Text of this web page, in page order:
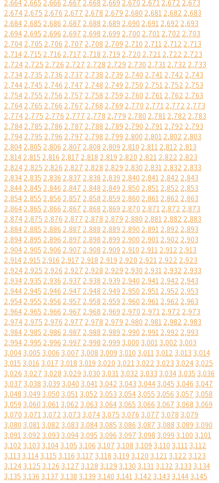
2,6642,665 2,666 2,667 2,668 2,669 2,670 2,6712,672 2,673
2,6742,675 2,676 2,677 2,678 2,679 2,680 2,6812,682 2,683
2,6842,685 2,686 2,687 2,688 2,689 2,690 2,6912,692 2,693
2,6942,695 2,696 2,697 2,698 2,699 2,700 2,7012,702 2,703
2,7042,705 2,706 2,707 2,708 2,709 2,710 2,7112,712 2,713
2,7142,715 2,716 2,717 2,718 2,719 2,720 2,7212,722 2,723
2,7242,725 2,726 2,727 2,728 2,729 2,730 2,7312,732 2,733
2,7342,735 2,736 2,737 2,738 2,739 2,740 2,7412,742 2,743
2,7442,745 2,746 2,747 2,748 2,749 2,750 2,7512,752 2,753
2,7542,755 2,756 2,757 2,758 2,759 2,760 2,7612,762 2,763
2,7642,765 2,766 2,767 2,768 2,769 2,770 2,7712,772 2,773
2,7742,775 2,776 2,777 2,778 2,779 2,780 2,7812,782 2,783
2,7842,785 2,786 2,787 2,788 2,789 2,790 2,7912,792 2,793
2,7942,795 2,796 2,797 2,798 2,799 2,800 2,8012,802 2,803
2,8042,805 2,806 2,807 2,808 2,809 2,810 2,8112,812 2,813
2,8142,815 2,816 2,817 2,818 2,819 2,820 2,8212,822 2,823
2,8242,825 2,826 2,827 2,828 2,829 2,830 2,8312,832 2,833
2,8342,835 2,836 2,837 2,838 2,839 2,840 2,8412,842 2,843
2,8442,845 2,846 2,847 2,848 2,849 2,850 2,8512,852 2,853
2,8542,855 2,856 2,857 2,858 2,859 2,860 2,8612,862 2,863
2,8642,865 2,866 2,867 2,868 2,869 2,870 2,8712,872 2,873
2,8742,875 2,876 2,877 2,878 2,879 2,880 2,8812,882 2,883
2,8842,885 2,886 2,887 2,888 2,889 2,890 2,8912,892 2,893
2,8942,895 2,896 2,897 2,898 2,899 2,900 2,9012,902 2,903
2,9042,905 2,906 2,907 2,908 2,909 2,910 2,9112,912 2,913
2,9142,915 2,916 2,917 2,918 2,919 2,920 2,9212,922 2,923
2,9242,925 2,926 2,927 2,928 2,929 2,930 2,9312,932 2,933
2,9342,935 2,936 2,937 2,938 2,939 2,940 2,9412,942 2,943
2,9442,945 2,946 2,947 2,948 2,949 2,950 2,9512,952 2,953
2,9542,955 2,956 2,957 2,958 2,959 2,960 2,9612,962 2,963
2,9642,965 2,966 2,967 2,968 2,969 2,970 2,9712,972 2,973
2,9742,975 2,976 2,977 2,978 2,979 2,980 2,9812,982 2,983
2,9842,985 2,986 2,987 2,988 2,989 2,990 2,9912,992 2,993
2,9942,995 2,996 2,997 2,998 2,999 3,000 3,0013,002 3,003
3,0043,005 3,006 3,007 3,008 3,009 3,010 3,0113,012 3,013 3,014
3,015 3,016 3,017 3,018 3,019 3,020 3,0213,022 3,023 3,0243,025
3,026 3,027 3,028 3,029 3,030 3,0313,032 3,033 3,0343,035 3,036
3,037 3,038 3,039 3,040 3,0413,042 3,043 3,0443,045 3,046 3,047
3,048 3,049 3,050 3,0513,052 3,053 3,0543,055 3,056 3,057 3,058
3,059 3,060 3,0613,062 3,063 3,0643,065 3,066 3,067 3,068 3,069
3,070 3,0713,072 3,073 3,0743,075 3,076 3,077 3,078 3,079
3,080 3,0813,082 3,083 3,0843,085 3,086 3,087 3,088 3,089 3,090
3,0913,092 3,093 3,0943,095 3,096 3,097 3,098 3,099 3,100 3,101
3,102 3,103 3,1043,105 3,106 3,107 3,108 3,109 3,110 3,1113,112
3,113 3,1143,115 3,116 3,117 3,118 3,119 3,120 3,1213,122 3,123
3,1243,125 3,126 3,127 3,128 3,129 3,130 3,1313,132 3,133 3,134
3,135 3,136 3,137 3,138 3,139 3,140 3,1413,142 3,143 3,1443,145